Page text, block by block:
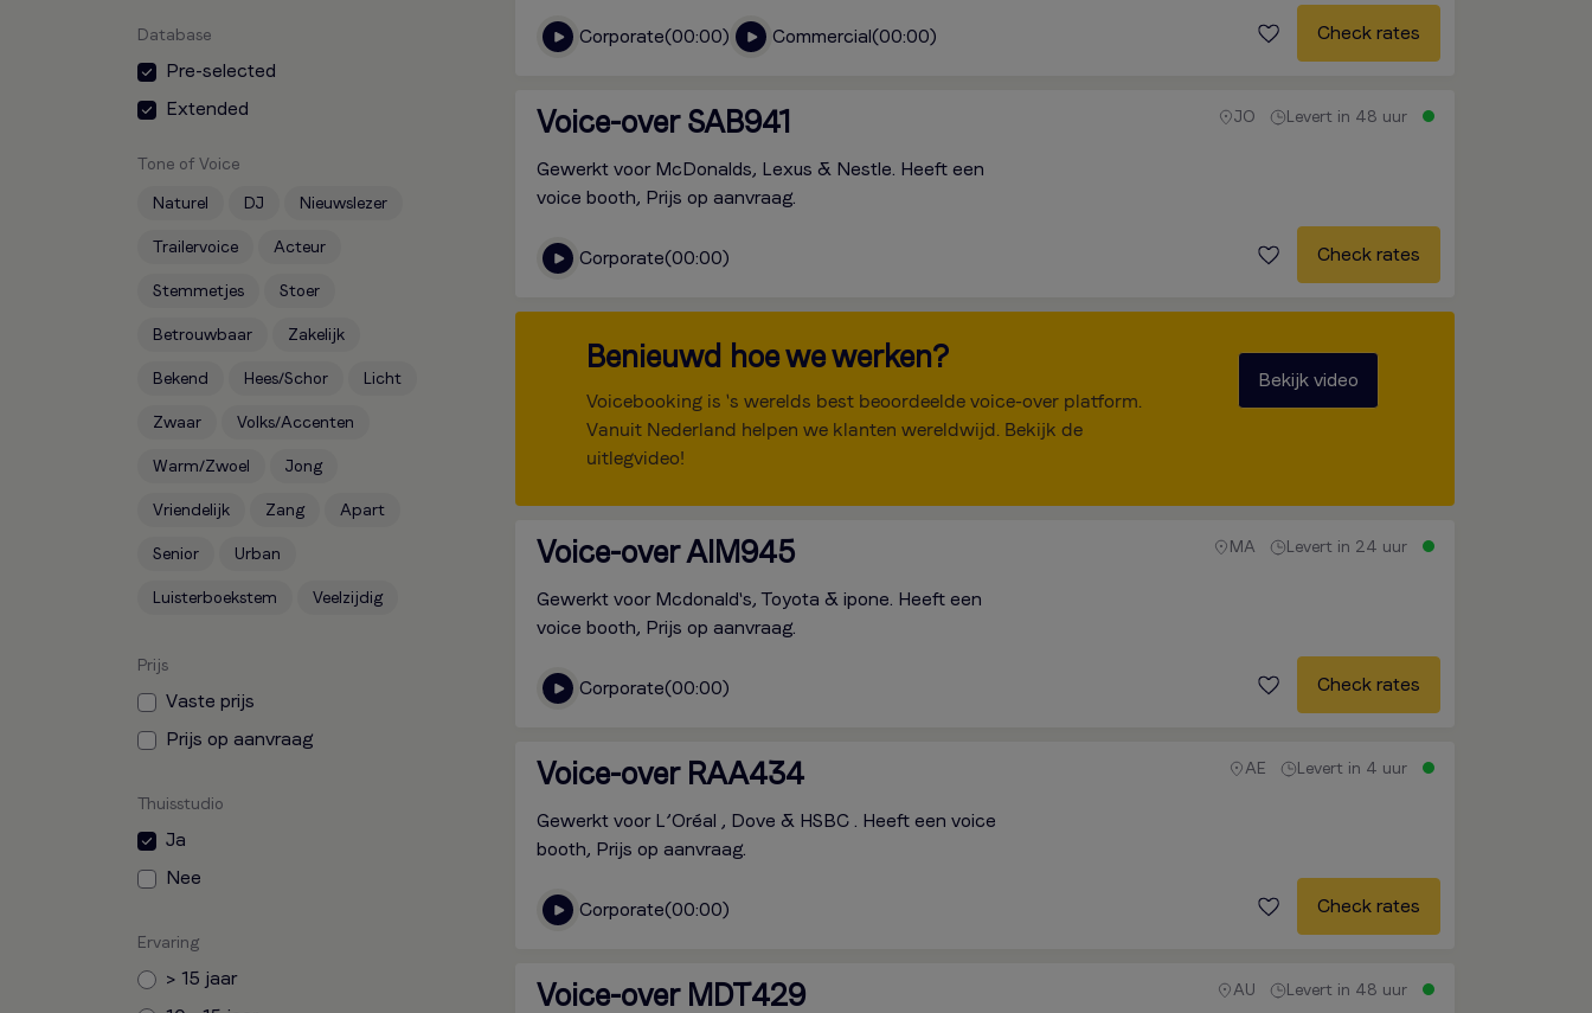
Database
Pre-selected
Extended
Tone of Voice
Naturel DJ Nieuwslezer
Trailervoice Acteur
Stemmetjes Stoer
Betrouwbaar Zakelijk
Bekend Hees/Schor Licht
Zwaar Volks/Accenten
Warm/Zwoel Jong
Vriendelijk Zang Apart
Senior Urban
Luisterboekstem Veelzijdig
Prijs
Vaste prijs
Prijs op aanvraag
Thuisstudio
Ja
Nee
Ervaring
> 15 jaar
Corporate 00:00 Commercial 00:00 Check rates
JO Levert in 48 uur
Voice-over SAB941
Gewerkt voor McDonalds, Lexus & Nestle. Heeft een
voice booth, Prijs op aanvraag.
Corporate 00:00 Check rates
Benieuwd hoe we werken?
Voicebooking is 's werelds best beoordeelde voice-over platform.
Vanuit Nederland helpen we klanten wereldwijd. Bekijk de
uitlegvideo!
Bekijk video
MA Levert in 24 uur
Voice-over AIM945
Gewerkt voor Mcdonald's, Toyota & ipone. Heeft een
voice booth, Prijs op aanvraag.
Corporate 00:00 Check rates
AE Levert in 4 uur
Voice-over RAA434
Gewerkt voor L’Oréal , Dove & HSBC . Heeft een voice
booth, Prijs op aanvraag.
Corporate 00:00 Check rates
AU Levert in 48 uur
Voice-over MDT429